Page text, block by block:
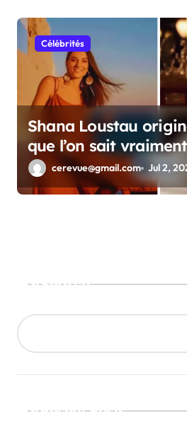
Célébrités
Shana Loustau
que l’on sait vraiment
cerevue@gmail.com Jul 2,
Search
Recent Posts